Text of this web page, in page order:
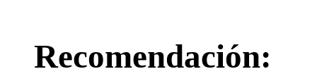
Recomendación: